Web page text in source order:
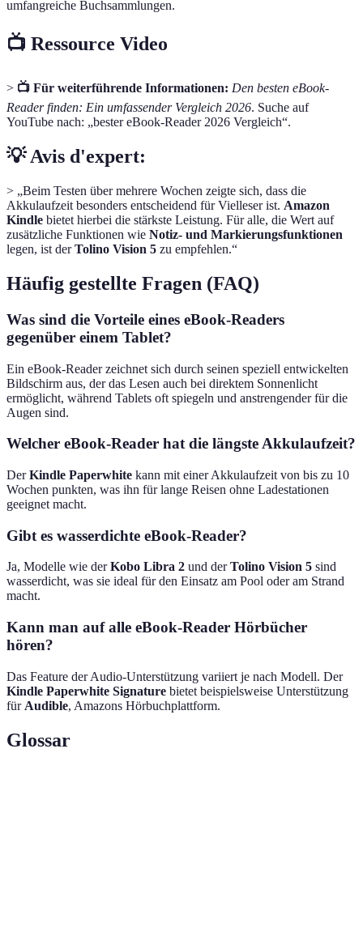
umfangreiche Buchsammlungen.
📺 Ressource Video
> 📺 Für weiterführende Informationen: Den besten eBook-
Reader finden: Ein umfassender Vergleich 2026. Suche auf
YouTube nach: „bester eBook-Reader 2026 Vergleich“.
💡 Avis d'expert:
> „Beim Testen über mehrere Wochen zeigte sich, dass die
Akkulaufzeit besonders entscheidend für Vielleser ist. Amazon
Kindle bietet hierbei die stärkste Leistung. Für alle, die Wert auf
zusätzliche Funktionen wie Notiz- und Markierungsfunktionen
legen, ist derTolino Vision 5 zu empfehlen.“
Häufig gestellte Fragen (FAQ)
Was sind die Vorteile eines eBook-Readers
gegenüber einem Tablet?
Ein eBook-Reader zeichnet sich durch seinen speziell entwickelten
Bildschirm aus, der das Lesen auch bei direktem Sonnenlicht
ermöglicht, während Tablets oft spiegeln und anstrengender für die
Augen sind.
Welcher eBook-Reader hat die längste Akkulaufzeit?
DerKindle Paperwhite kann mit einer Akkulaufzeit von bis zu 10
Wochen punkten, was ihn für lange Reisen ohne Ladestationen
geeignet macht.
Gibt es wasserdichte eBook-Reader?
Ja, Modelle wie derKobo Libra 2 und derTolino Vision 5 sind
wasserdicht, was sie ideal für den Einsatz am Pool oder am Strand
macht.
Kann man auf alle eBook-Reader Hörbücher
hören?
Das Feature der Audio-Unterstützung variiert je nach Modell. Der
Kindle Paperwhite Signature bietet beispielsweise Unterstützung
für Audible, Amazons Hörbuchplattform.
Glossar